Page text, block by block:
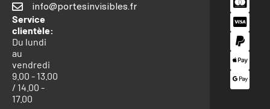
info@portesinvisibles.fr
Service
clientèle:
Du lundi
au
vendredi
9.00 - 13.00
/ 14.00 -
17.00